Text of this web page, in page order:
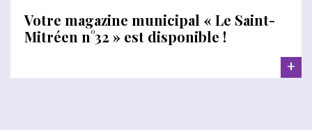
Votre magazine municipal « Le Saint-
Mitréen n°32 » est disponible !
+